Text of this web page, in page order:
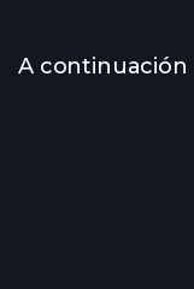
A continuación